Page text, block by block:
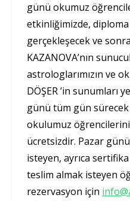
günü okumuz
etkinliğimizde,
gerçekleşecek ve
KAZANOVA’nın
astrologlarımızın ve
DÖŞER ’in sunumları
günü tüm gün
okulumuz
ücretsizdir. Pazar
isteyen, ayrıca
teslim almak isteyen
rezervasyon için